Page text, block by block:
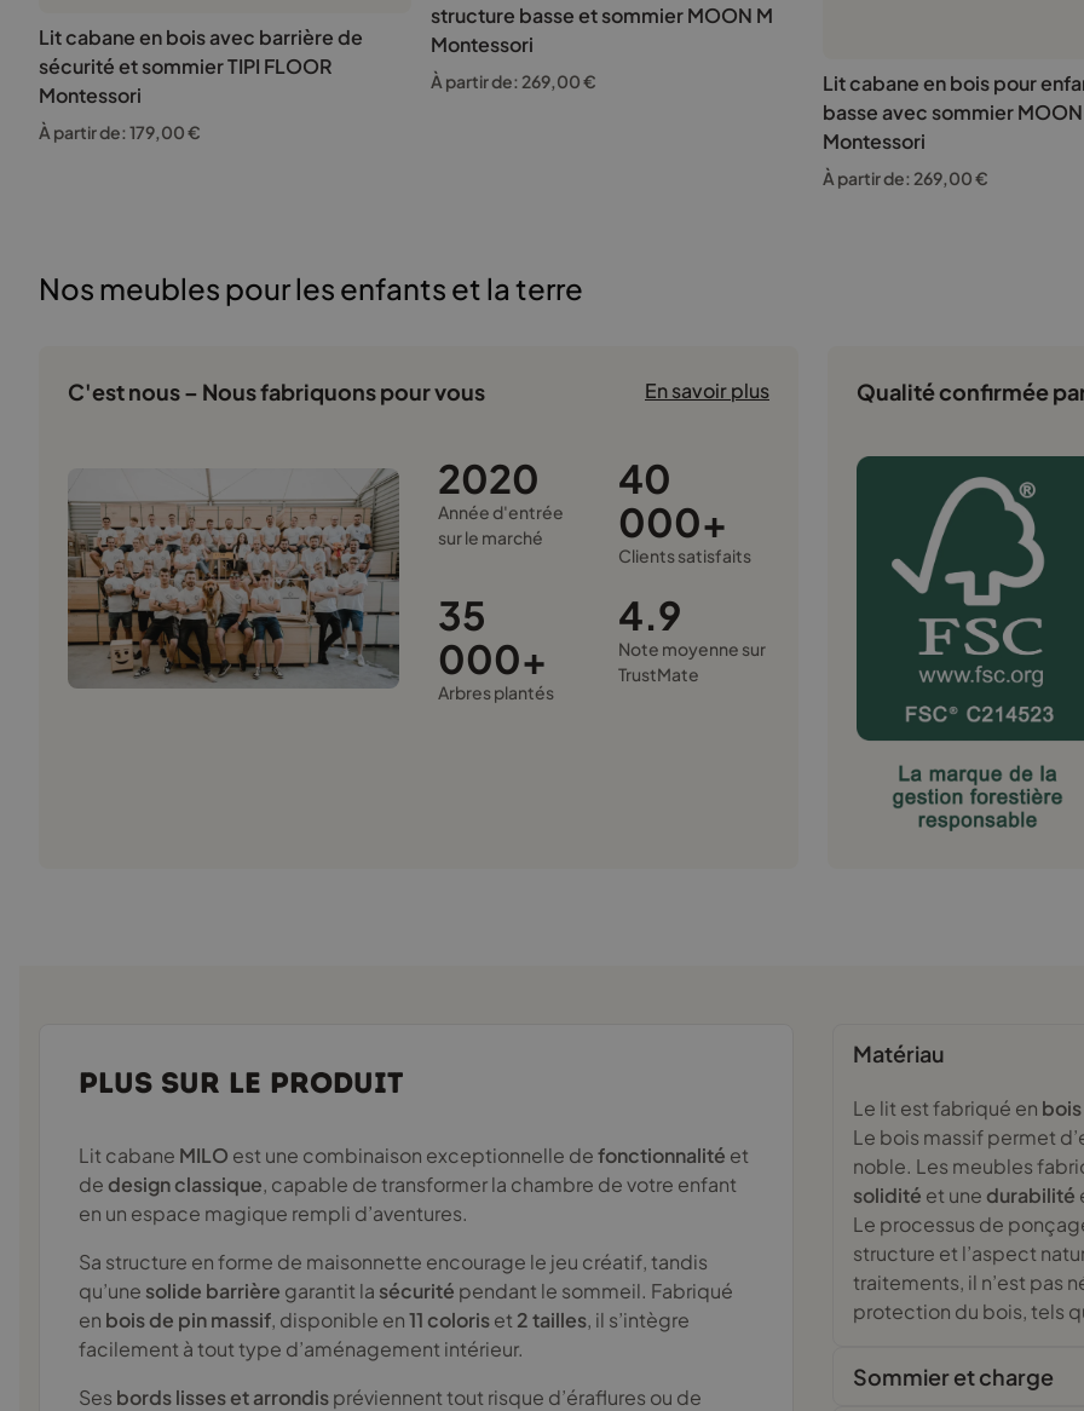
Lit cabane en bois avec barrière de
sécurité et sommier TIPI FLOOR
Montessori
À partir de: 179,00€
structure basse et sommier MOON M
Montessori
À partir de: 269,00€
Lit cabane en bois pour
basse avec sommier
Montessori
À partir de: 269,00€
Nos meubles pour les enfants et la terre
C'est nous – Nous fabriquons pour vous En savoir plus
2020
Année d'entrée
sur le marché
40
000+
Clients satisfaits
35
000+
Arbres plantés
4.9
Note moyenne sur
TrustMate
Qualité confirmée
PLUS SUR LE PRODUIT
Lit cabane MILO est une combinaison exceptionnelle defonctionnalité et
dedesign classique, capable de transformer la chambre de votre enfant
en un espace magique rempli d’aventures.
Sa structure en forme de maisonnette encourage le jeu créatif, tandis
qu’une solide barrière garantit la sécurité pendant le sommeil. Fabriqué
en bois de pin massif, disponible en11 coloriset 2 tailles, il s’intègre
facilement à tout type d’aménagement intérieur.
Ses bords lisses et arrondispréviennent tout risque d’éraflures ou de
Matériau
Le lit est fabriqué en
Le bois massif permet
noble. Les meubles
solidité et une durabilité
Le processus de
structure et l’aspect
traitements, il n’est pas
protection du bois, tels
Sommier et charge